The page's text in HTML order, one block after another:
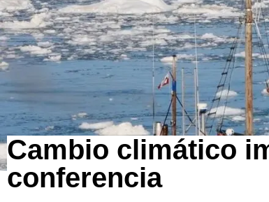
Cambio climático
conferencia